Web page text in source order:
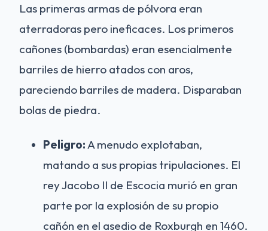
Las primeras armas de pólvora eran
aterradoras pero ineficaces. Los primeros
cañones (bombardas) eran esencialmente
barriles de hierro atados con aros,
pareciendo barriles de madera. Disparaban
bolas de piedra.
Peligro:A menudo explotaban,
matando a sus propias tripulaciones. El
rey Jacobo II de Escocia murió en gran
parte por la explosión de su propio
cañón en el asedio de Roxburgh en 1460.